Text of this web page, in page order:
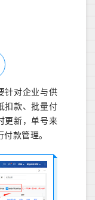
针对企业与供
扣款、批量付
更新，单号来
款管理。